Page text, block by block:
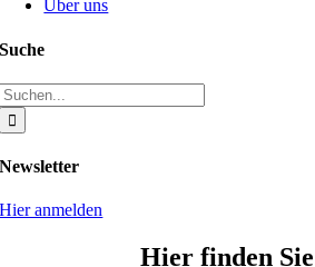
Über uns
Suche
Newsletter
Hier anmelden
Hier finden